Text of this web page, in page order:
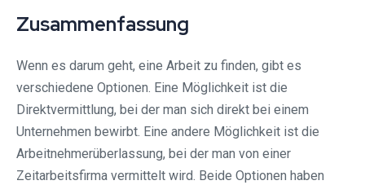
Zusammenfassung
Wenn es darum geht, eine Arbeit zu finden, gibt es
verschiedene Optionen. Eine Möglichkeit ist die
Direktvermittlung, bei der man sich direkt bei einem
Unternehmen bewirbt. Eine andere Möglichkeit ist die
Arbeitnehmerüberlassung, bei der man von einer
Zeitarbeitsfirma vermittelt wird. Beide Optionen haben